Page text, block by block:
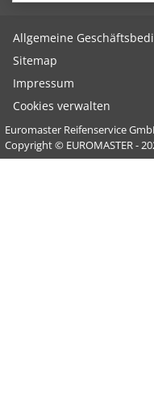
Allgemeine
Sitemap
Impressum
Cookies verwalten
Euromaster Reifenservice
Copyright © EUROMASTER -